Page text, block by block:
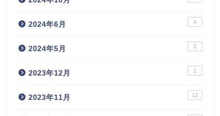
2024年6月 4
2024年5月 2
2023年12月 1
2023年11月 12